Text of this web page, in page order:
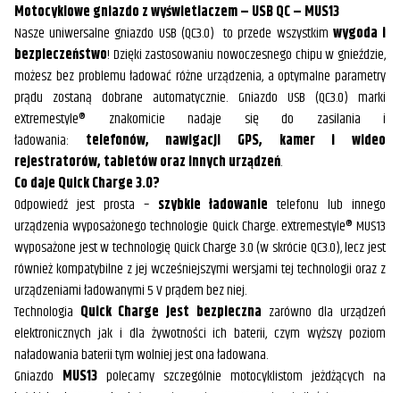
Motocyklowe gniazdo z wyświetlaczem – USB QC – MUS13
Nasze uniwersalne gniazdo USB (QC3.0) to przede wszystkim wygoda i
bezpieczeństwo! Dzięki zastosowaniu nowoczesnego chipu w gnieździe,
możesz bez problemu ładować różne urządzenia, a optymalne parametry
prądu zostaną dobrane automatycznie. Gniazdo USB (QC3.0) marki
eXtremestyle® znakomicie nadaje się do zasilania i
ładowania: telefonów, nawigacji GPS, kamer i wideo
rejestratorów, tabletów oraz innych urządzeń.
Co daje Quick Charge 3.0?
Odpowiedź jest prosta – szybkie ładowanie telefonu lub innego
urządzenia wyposażonego technologie Quick Charge. eXtremestyle® MUS13
wyposażone jest w technologię Quick Charge 3.0 (w skrócie QC3.0), lecz jest
również kompatybilne z jej wcześniejszymi wersjami tej technologii oraz z
urządzeniami ładowanymi 5 V prądem bez niej.
Technologia Quick Charge jest bezpieczna zarówno dla urządzeń
elektronicznych jak i dla żywotności ich baterii, czym wyższy poziom
naładowania baterii tym wolniej jest ona ładowana.
Gniazdo MUS13 polecamy szczególnie motocyklistom jeżdżących na